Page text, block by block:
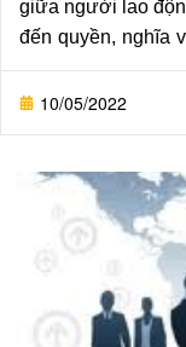
giữa người lao
đến quyền, nghĩa
lao động. Những
lý hợp đồng lao
10/05/2022